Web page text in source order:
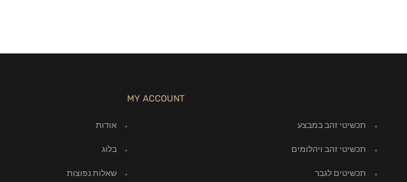
MY ACCOUNT
תכשיטי זהב במבצע
תכשיטי זהב ויהלומים
תכשיטים לגבר
אודות
בלוג
שאלות נפוצות